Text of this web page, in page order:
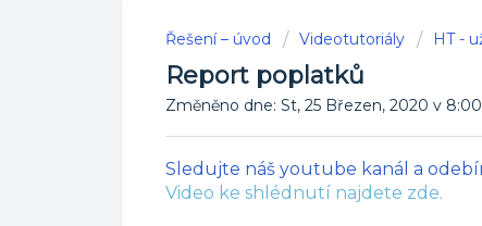
Řešení – úvod Videotutoriály HT -
Report poplatků
Změněno dne: St, 25 Březen, 2020 v
Sledujte náš youtube kanál a
Video ke shlédnutí najdete zde.